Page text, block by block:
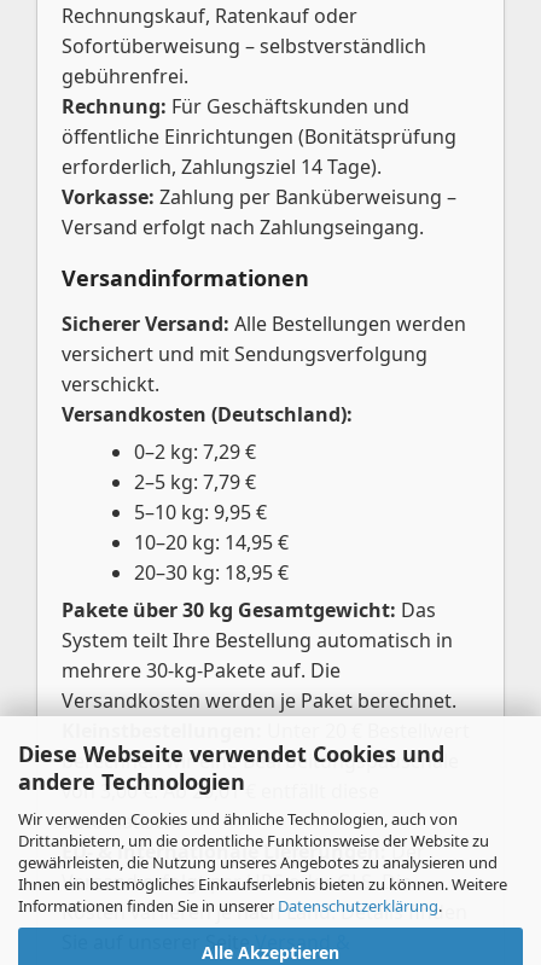
Diese Webseite verwendet Cookies und
andere Technologien
Wir verwenden Cookies und ähnliche Technologien, auch von
Drittanbietern, um die ordentliche Funktionsweise der Website zu
gewährleisten, die Nutzung unseres Angebotes zu analysieren und
Ihnen ein bestmögliches Einkaufserlebnis bieten zu können. Weitere
Informationen finden Sie in unserer Datenschutzerklärung.
Alle Akzeptieren
Rechnungskauf, Ratenkauf oder
Sofortüberweisung – selbstverständlich
gebührenfrei.
Rechnung: Für Geschäftskunden und
öffentliche Einrichtungen (Bonitätsprüfung
erforderlich, Zahlungsziel 14 Tage).
Vorkasse: Zahlung per Banküberweisung –
Versand erfolgt nach Zahlungseingang.
Versandinformationen
Sicherer Versand: Alle Bestellungen werden
versichert und mit Sendungsverfolgung
verschickt.
Versandkosten (Deutschland):
0–2 kg: 7,29 €
2–5 kg: 7,79 €
5–10 kg: 9,95 €
10–20 kg: 14,95 €
20–30 kg: 18,95 €
Pakete über 30 kg Gesamtgewicht: Das
System teilt Ihre Bestellung automatisch in
mehrere 30-kg-Pakete auf. Die
Versandkosten werden je Paket berechnet.
berechnen wir eine Bearbeitungspauschale
von 3,00 €. Ab 20,01 € entfällt diese
automatisch.
EU- & internationale Lieferungen:Der
Versand erfolgt per UPS oder GLS. Die
Kosten variieren je nach Land. Details finden
Sie auf unserer Seite Versand &